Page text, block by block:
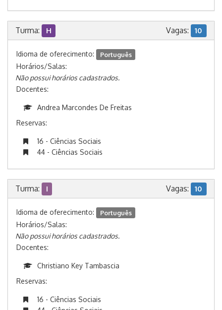
Turma: H Vagas: 10
Idioma de oferecimento: Português
Horários/Salas:
Não possui horários cadastrados.
Docentes:
Andrea Marcondes De Freitas
Reservas:
16 - Ciências Sociais
44 - Ciências Sociais
Turma: I Vagas: 10
Idioma de oferecimento: Português
Horários/Salas:
Não possui horários cadastrados.
Docentes:
Christiano Key Tambascia
Reservas:
16 - Ciências Sociais